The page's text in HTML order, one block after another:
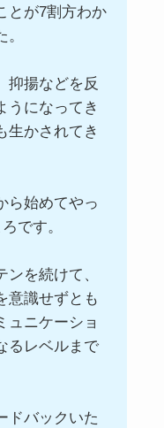
とが7割方わか
抑揚などを反
うになってき
生かされてき
ら始めてやっ
です。
を続けて、
意識せずとも
ュニケーショ
るレベルまで
ドバックいた